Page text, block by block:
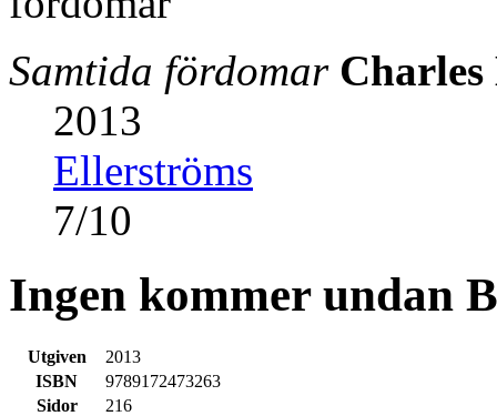
Samtida fördomar
2013
Ellerströms
7/10
Ingen kommer undan
Utgiven
2013
ISBN
9789172473263
Sidor
216